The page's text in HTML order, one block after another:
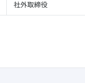
社外取締役